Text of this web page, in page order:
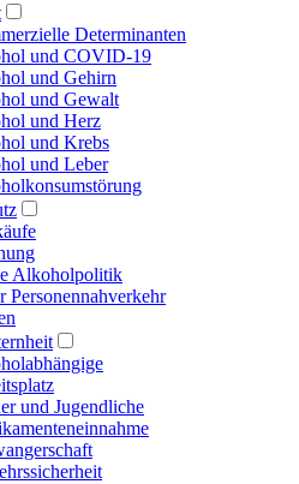
Determinanten
und COVID-19
und Gehirn
und Gewalt
und Herz
und Krebs
und Leber
Alkoholpolitik
Personen­nahverkehr
und Jugendliche